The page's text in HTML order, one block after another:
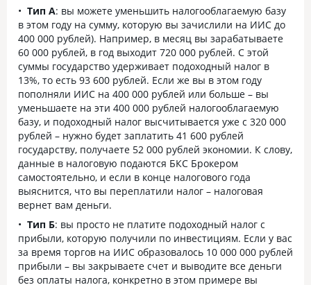
Тип А: вы можете уменьшить налогооблагаемую базу
в этом году на сумму, которую вы зачислили на ИИС до
400 000 рублей). Например, в месяц вы зарабатываете
60 000 рублей, в год выходит 720 000 рублей. С этой
суммы государство удерживает подоходный налог в
13%, то есть 93 600 рублей. Если же вы в этом году
пополняли ИИС на 400 000 рублей или больше – вы
уменьшаете на эти 400 000 рублей налогооблагаемую
базу, и подоходный налог высчитывается уже с 320 000
рублей – нужно будет заплатить 41 600 рублей
государству, получаете 52 000 рублей экономии. К слову,
данные в налоговую подаются БКС Брокером
самостоятельно, и если в конце налогового года
выяснится, что вы переплатили налог – налоговая
вернет вам деньги.
Тип Б: вы просто не платите подоходный налог с
прибыли, которую получили по инвестициям. Если у вас
за время торгов на ИИС образовалось 10 000 000 рублей
прибыли – вы закрываете счет и выводите все деньги
без оплаты налога, конкретно в этом примере вы